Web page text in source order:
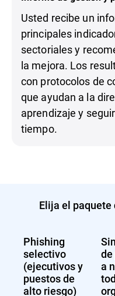
Usted recibe un
principales
sectoriales y
la mejora. Los
con protocolos de
que ayudan a la
aprendizaje y
tiempo.
Elija el
Phishing
selectivo
(ejecutivos y
puestos de
alto riesgo)
a